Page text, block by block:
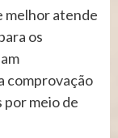
melhor atende
os
comprovação
por meio de